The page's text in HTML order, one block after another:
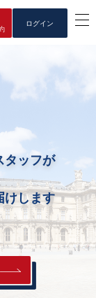
ログイン
タッフが
けします